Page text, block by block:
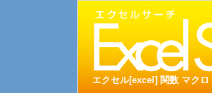
エクセル[excel] 関数 マクロ